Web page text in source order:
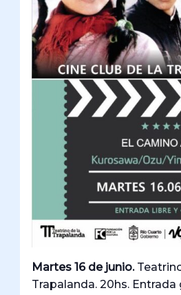
Martes 16 de junio.
Trapalanda. 20hs. Entrada